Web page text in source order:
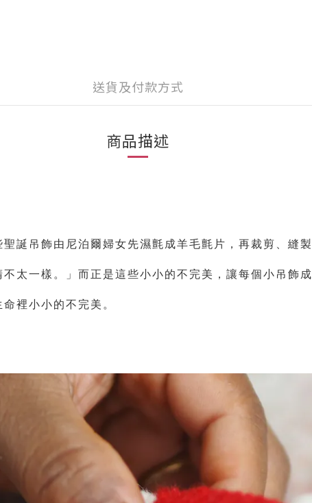
送貨及付款方式
商品描述
誕吊飾由尼泊爾婦女先濕氈成羊毛氈片，再裁剪、縫
太一樣。」而正是這些小小的不完美，讓每個小吊飾成
裡小小的不完美。